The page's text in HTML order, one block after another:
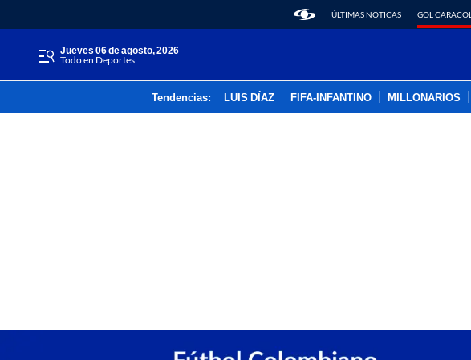
ÚLTIMAS NOTICAS GOL CARACOL
jueves 06 de agosto, 2026
Todo en Deportes
Tendencias: LUIS DÍAZ FIFA-INFANTINO MILLONARIOS